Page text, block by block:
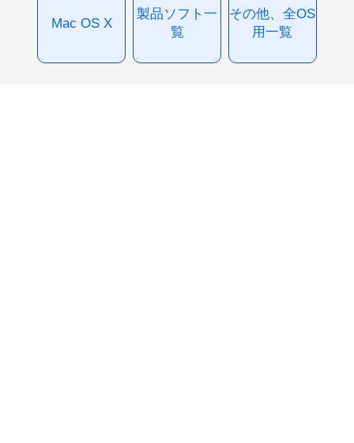
Mac OS X
製品ソフト一
覧
その他、全OS
用一覧